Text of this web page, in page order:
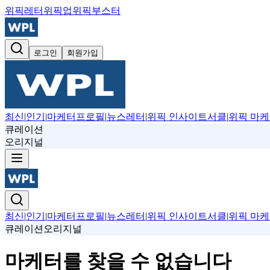
위픽레터 위픽업위픽부스터
로그인 회원가입
최신|인기 |마케터프로필|뉴스레터 |위픽 인사이트서클|위픽 마케
큐레이션
오리지널
최신|인기 |마케터프로필|뉴스레터 |위픽 인사이트서클|위픽 마케
큐레이션 오리지널
마케터를 찾을 수 없습니다